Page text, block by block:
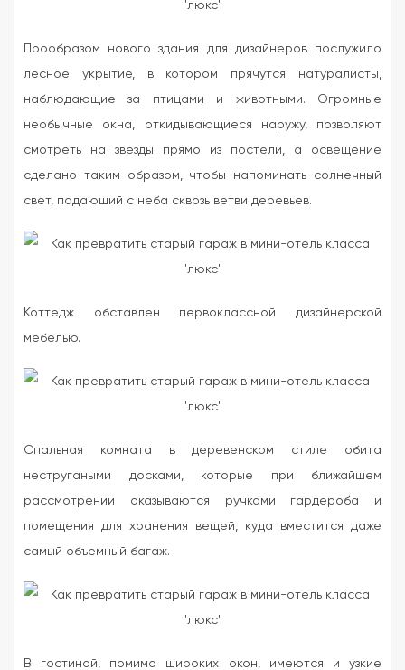
Прообразом нового здания для дизайнеров послужило
лесное укрытие, в котором прячутся натуралисты,
наблюдающие за птицами и животными. Огромные
необычные окна, откидывающиеся наружу, позволяют
смотреть на звезды прямо из постели, а освещение
сделано таким образом, чтобы напоминать солнечный
свет, падающий с неба сквозь ветви деревьев.
Коттедж обставлен первоклассной дизайнерской
мебелью.
Спальная комната в деревенском стиле обита
нестругаными досками, которые при ближайшем
рассмотрении оказываются ручками гардероба и
помещения для хранения вещей, куда вместится даже
самый объемный багаж.
В гостиной, помимо широких окон, имеются и узкие